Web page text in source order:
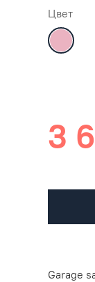
Цвет
3
Garage